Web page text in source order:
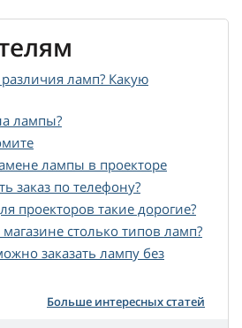
ламп? Какую
лампы?
лампы в проекторе
заказ по телефону?
проекторов такие дорогие?
столько типов ламп?
заказать лампу без
Больше интересных статей